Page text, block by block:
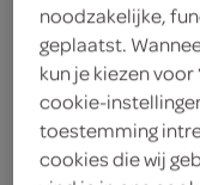
1 theelepel
1 stengel
1 theelepel
(ketoembar)
noodzakelijke,
geplaatst.
kun je kiezen voor
cookie-
toestemming
cookies die wij